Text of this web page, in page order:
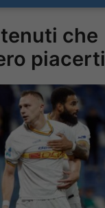
che
piacerti